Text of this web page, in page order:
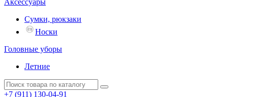
Аксессуары
Сумки, рюкзаки
Носки
Головные уборы
Летние
+7 (911) 130-04-91